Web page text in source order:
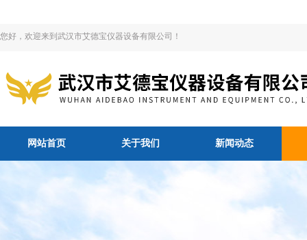
您好，欢迎来到武汉市艾德宝仪器设备有限公司！
网站首页 关于我们 新闻动态